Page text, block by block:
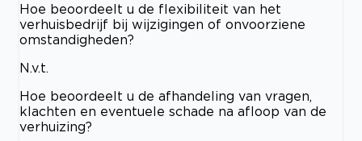
Hoe beoordeelt u de flexibiliteit van het
verhuisbedrijf bij wijzigingen of onvoorziene
omstandigheden?
N.v.t.
Hoe beoordeelt u de afhandeling van vragen,
klachten en eventuele schade na afloop van de
verhuizing?